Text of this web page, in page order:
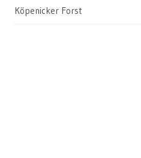
Köpenicker Forst